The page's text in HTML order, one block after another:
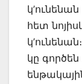
հետ
կը